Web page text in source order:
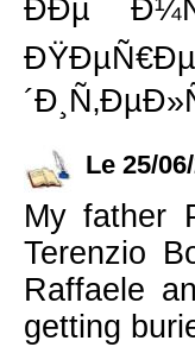
ÐÐµ
Le 25/
My father
Terenzio
Raffaele
getting